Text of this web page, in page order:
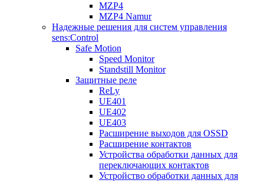
MZP4
MZP4 Namur
Надежные решения для систем управления
sens:Control
Safe Motion
Speed Monitor
Standstill Monitor
Защитные реле
ReLy
UE401
UE402
UE403
Расширение выходов для OSSD
Расширение контактов
Устройства обработки данных для
переключающих контактов
Устройство обработки данных для